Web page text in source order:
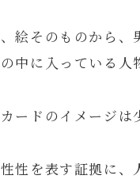
絵そのものから、
中に入っている人
ードのイメージは
性を表す証拠に、